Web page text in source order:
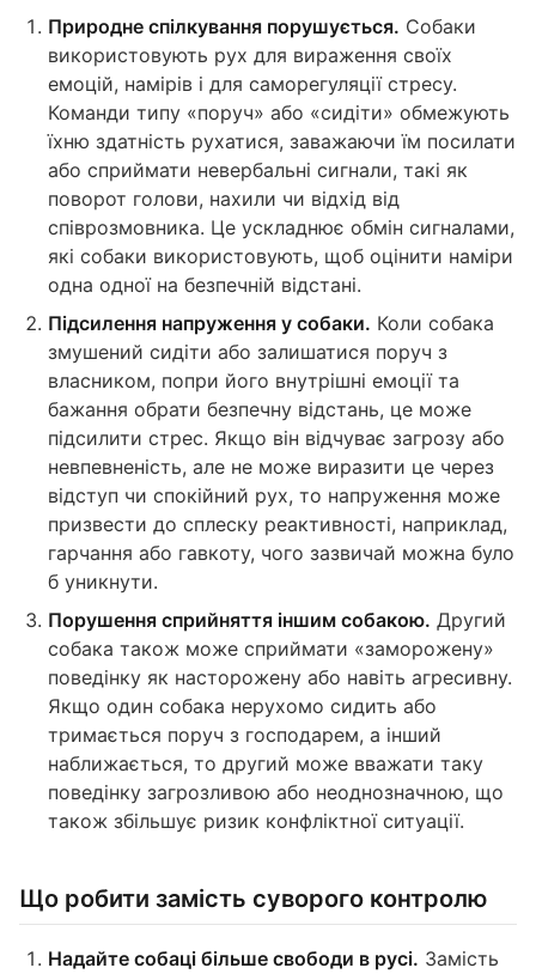
Природне спілкування порушується. Собаки
використовують рух для вираження своїх
емоцій, намірів і для саморегуляції стресу.
Команди типу «поруч» або «сидіти» обмежують
їхню здатність рухатися, заважаючи їм посилати
або сприймати невербальні сигнали, такі як
поворот голови, нахили чи відхід від
співрозмовника. Це ускладнює обмін сигналами,
які собаки використовують, щоб оцінити наміри
одна одної на безпечній відстані.
Підсилення напруження у собаки. Коли собака
змушений сидіти або залишатися поруч з
власником, попри його внутрішні емоції та
бажання обрати безпечну відстань, це може
підсилити стрес. Якщо він відчуває загрозу або
невпевненість, але не може виразити це через
відступ чи спокійний рух, то напруження може
призвести до сплеску реактивності, наприклад,
гарчання або гавкоту, чого зазвичай можна було
б уникнути.
Порушення сприйняття іншим собакою. Другий
собака також може сприймати «заморожену»
поведінку як насторожену або навіть агресивну.
Якщо один собака нерухомо сидить або
тримається поруч з господарем, а інший
наближається, то другий може вважати таку
поведінку загрозливою або неоднозначною, що
також збільшує ризик конфліктної ситуації.
Що робити замість суворого контролю
Надайте собаці більше свободи в русі. Замість